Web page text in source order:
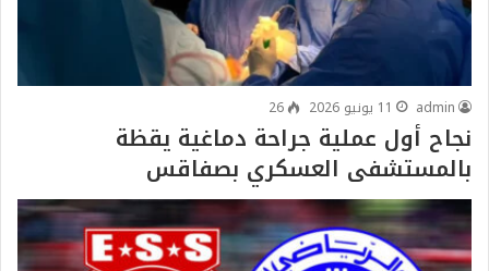
admin 11 يونيو 2026 26
نجاح أول عملية جراحة دماغية يقظة
بالمستشفى العسكري بصفاقس